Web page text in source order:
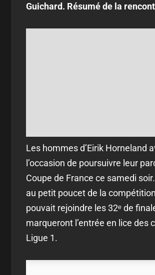
Guichard. Résumé de la
Les hommes d’Eirik Horneland
l’occasion de poursuivre leur
Coupe de France ce samedi
au petit poucet de la
pouvait rejoindre les 32ᵉ de
marqueront l’entrée en lice des
Ligue 1.